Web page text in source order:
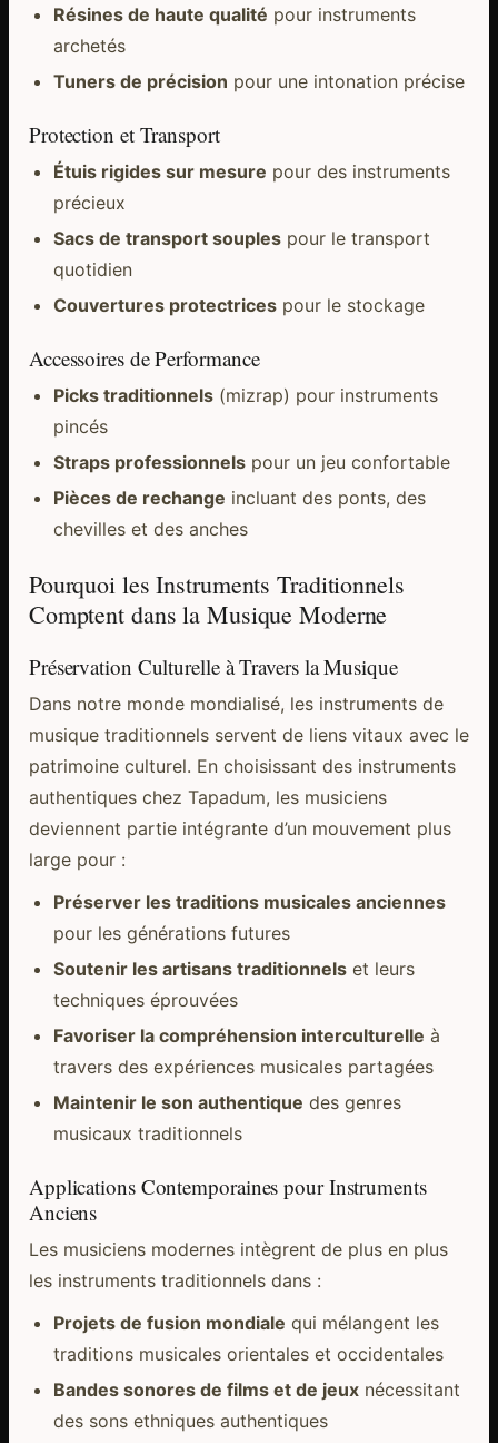
Résines de haute qualité pour instruments
archetés
Tuners de précision pour une intonation précise
Protection et Transport
Étuis rigides sur mesure pour des instruments
précieux
Sacs de transport souplespour le transport
quotidien
Couvertures protectricespour le stockage
Accessoires de Performance
Picks traditionnels(mizrap) pour instruments
pincés
Straps professionnelspour un jeu confortable
Pièces de rechange incluant des ponts, des
chevilles et des anches
Pourquoi les Instruments Traditionnels
Comptent dans la Musique Moderne
Préservation Culturelle à Travers la Musique
Dans notre monde mondialisé, les instruments de
musique traditionnels servent de liens vitaux avec le
patrimoine culturel. En choisissant des instruments
authentiques chez Tapadum, les musiciens
deviennent partie intégrante d’un mouvement plus
large pour :
Préserver les traditions musicales anciennes
pour les générations futures
Soutenir les artisans traditionnelset leurs
techniques éprouvées
Favoriser la compréhension interculturelle à
travers des expériences musicales partagées
Maintenir le son authentique des genres
musicaux traditionnels
Applications Contemporaines pour Instruments
Anciens
Les musiciens modernes intègrent de plus en plus
les instruments traditionnels dans :
Projets de fusion mondiale qui mélangent les
traditions musicales orientales et occidentales
Bandes sonores de films et de jeuxnécessitant
des sons ethniques authentiques